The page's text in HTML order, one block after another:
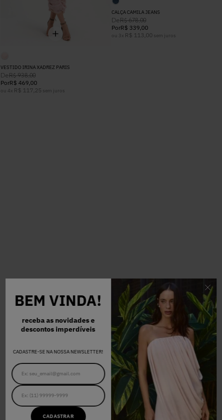
BEM VINDA!
receba as novidades e
descontos imperdíveis
CADASTRE-SE NA NOSSA NEWSLETTER!
CADASTRAR
VESTIDO IRINA XADREZ PARIS
DeR$ 938,00
PorR$ 469,00
ou 4 x R$ 117,25 sem juros
CALÇA CAMILA JEANS
DeR$ 678,00
PorR$ 339,00
ou 3 x R$ 113,00 sem juros